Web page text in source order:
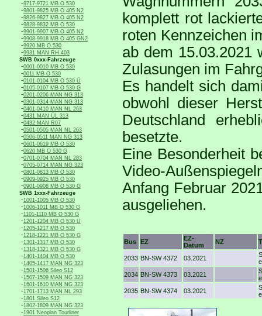
-9717-9721 MB O 530
-9801-9825 MB O 405 N2
-9826-9827 MB O 405 N2
-9828-9832 MB O 530
-9901-9907 MB O 405 N2
-9908-9918 MB O 405 GN2
-9920 MB O 530
-9931 MAN RH 403
SWB 0xxx-Fahrzeuge
-0001-0010 MB O 530
-0011 MB O 530
-0101-0104 MB O 530 Ü
-0105-0107 MB O 530 G
-0201-0206 MAN NG 313
-0301-0314 MAN NG 313
-0401-0410 MAN NL 263
-0431 MAN ÜL 313
-0432 MAN R07
-0501-0505 MAN NL 263
-0506-0511 MAN NG 313
-0601-0619 MB O 530
-0620 MB O 530 G
-0701-0704 MAN NL 283
-0705-0714 MAN NG 323
-0801-0813 MB O 530
-0909-0925 MB O 530
-0901-0908 MB O 530 G
SWB 1xxx-Fahrzeuge
-1001-1005 MB O 530
-1006-1011 MB O 530 G
-1101-1110 MB O 530 G
-1201-1204 MB O 530 Ü
-1205-1217 MB O 530
-1218-1221 MB O 530 G
-1301-1317 MB O 530
-1318-1321 MB O 530 G
-1401-1404 MB O 530
-1405-1417 MAN NG 323
-1501-1506 Sileo S12
-1507-1509 MAN NG 323
-1601-1610 MAN NG 323
-1701-1713 MAN NL 293
-1801 Sileo S12
-1802-1809 MAN NG 323
-1901 Neoplan Tourliner
komplett rot
roten Kennzeichen
ab dem 15.03.2021
Zulasungen im
Es handelt sich
obwohl dieser
Deutschland
besetzte.
Eine Besonderheit
Video-
Anfang Februar
ausgeliehen.
Bus EZ
EZ-
Datum
NZ
2033 BN-SW 4372 03.2021
2034 BN-SW 4373 03.2021
2035 BN-SW 4374 03.2021